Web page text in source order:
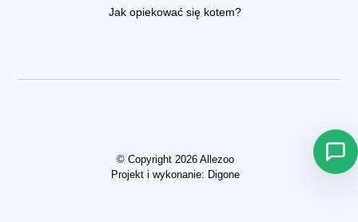
Jak opiekować się kotem?
© Copyright 2026 Allezoo
Projekt i wykonanie: Digone